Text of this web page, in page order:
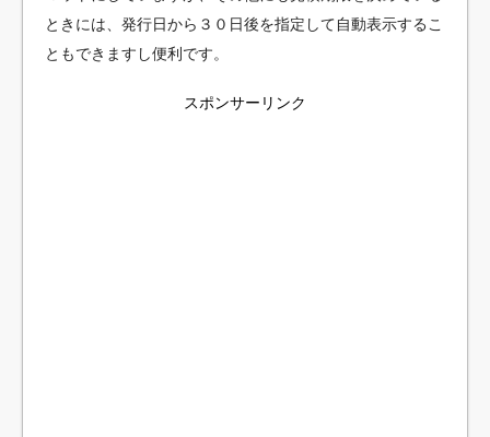
ときには、発行日から３０日後を指定して自動表示するこ
ともできますし便利です。
スポンサーリンク